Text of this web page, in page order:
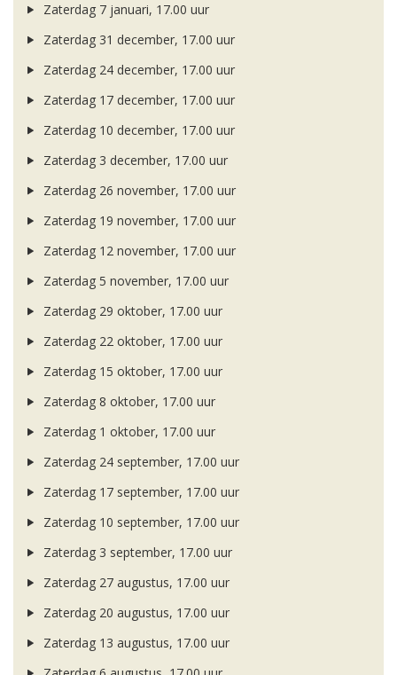
Zaterdag 7 januari, 17.00 uur
Zaterdag 31 december, 17.00 uur
Zaterdag 24 december, 17.00 uur
Zaterdag 17 december, 17.00 uur
Zaterdag 10 december, 17.00 uur
Zaterdag 3 december, 17.00 uur
Zaterdag 26 november, 17.00 uur
Zaterdag 19 november, 17.00 uur
Zaterdag 12 november, 17.00 uur
Zaterdag 5 november, 17.00 uur
Zaterdag 29 oktober, 17.00 uur
Zaterdag 22 oktober, 17.00 uur
Zaterdag 15 oktober, 17.00 uur
Zaterdag 8 oktober, 17.00 uur
Zaterdag 1 oktober, 17.00 uur
Zaterdag 24 september, 17.00 uur
Zaterdag 17 september, 17.00 uur
Zaterdag 10 september, 17.00 uur
Zaterdag 3 september, 17.00 uur
Zaterdag 27 augustus, 17.00 uur
Zaterdag 20 augustus, 17.00 uur
Zaterdag 13 augustus, 17.00 uur